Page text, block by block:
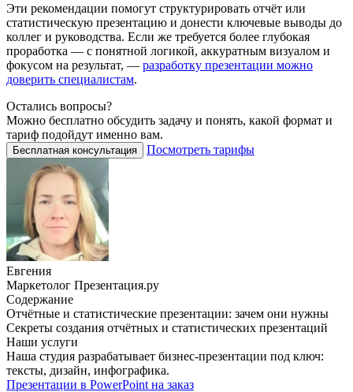
Эти рекомендации помогут структурировать отчёт или
статистическую презентацию и донести ключевые выводы до
коллег и руководства. Если же требуется более глубокая
проработка — с понятной логикой, аккуратным визуалом и
фокусом на результат, — разработку презентации можно
доверить специалистам.
Остались вопросы?
Можно бесплатно обсудить задачу и понять, какой формат и
тариф подойдут именно вам.
Бесплатная консультация Посмотреть тарифы
Евгения
Маркетолог Презентация.ру
Содержание
Отчётные и статистические презентации: зачем они нужны
Секреты создания отчётных и статистических презентаций
Наши услуги
Наша студия разрабатывает бизнес-презентации под ключ:
тексты, дизайн, инфографика.
Презентации в PowerPoint на заказ